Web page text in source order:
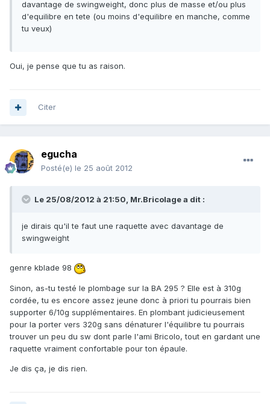
davantage de swingweight, donc plus de masse et/ou plus
d'equilibre en tete (ou moins d'equilibre en manche, comme
tu veux)
Oui, je pense que tu as raison.
Citer
egucha
Posté(e) le 25 août 2012
Le 25/08/2012 à 21:50, Mr.Bricolage a dit :
je dirais qu'il te faut une raquette avec davantage de
swingweight
genre kblade 98
Sinon, as-tu testé le plombage sur la BA 295 ? Elle est à 310g
cordée, tu es encore assez jeune donc à priori tu pourrais bien
supporter 6/10g supplémentaires. En plombant judicieusement
pour la porter vers 320g sans dénaturer l'équilibre tu pourrais
trouver un peu du sw dont parle l'ami Bricolo, tout en gardant une
raquette vraiment confortable pour ton épaule.
Je dis ça, je dis rien.